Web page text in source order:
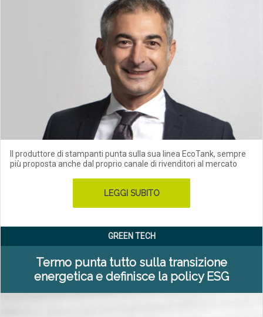
Il produttore di stampanti punta sulla sua linea EcoTank, sempre
più proposta anche dal proprio canale di rivenditori al mercato
LEGGI SUBITO
GREEN TECH
Termo punta tutto sulla transizione
energetica e definisce la policy ESG